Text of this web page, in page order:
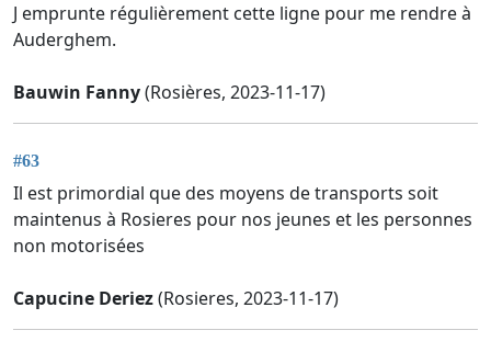
J emprunte régulièrement cette ligne pour me rendre à
Auderghem.
Bauwin Fanny(Rosières, 2023-11-17)
#63
Il est primordial que des moyens de transports soit
maintenus à Rosieres pour nos jeunes et les personnes
non motorisées
Capucine Deriez(Rosieres, 2023-11-17)